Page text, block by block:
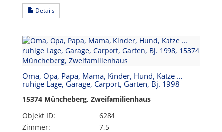
Details
Oma, Opa, Papa, Mama, Kinder, Hund, Katze …
ruhige Lage, Garage, Carport, Garten, Bj. 1998
15374 Müncheberg, Zweifamilienhaus
Objekt ID:
6284
Zimmer:
7,5